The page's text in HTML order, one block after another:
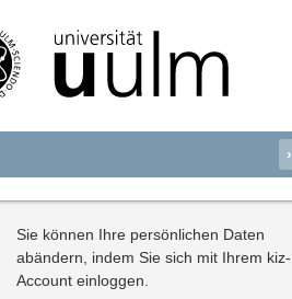
›
Sie können Ihre persönlichen Daten
abändern, indem Sie sich mit Ihrem kiz-
Account einloggen.